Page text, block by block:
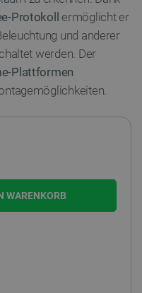
Protokoll
ermöglicht er
und anderer
werden. Der
Plattformen
WARENKORB